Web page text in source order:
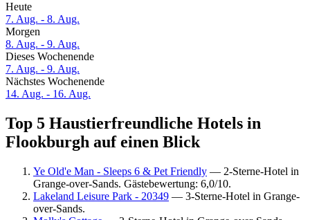
Heute
7. Aug. - 8. Aug.
Morgen
8. Aug. - 9. Aug.
Dieses Wochenende
7. Aug. - 9. Aug.
Nächstes Wochenende
14. Aug. - 16. Aug.
Top 5 Haustierfreundliche Hotels in
Flookburgh auf einen Blick
Ye Old'e Man - Sleeps 6 & Pet Friendly — 2-Sterne-Hotel in
Grange-over-Sands. Gästebewertung: 6,0/10.
Lakeland Leisure Park - 20349 — 3-Sterne-Hotel in Grange-
over-Sands.